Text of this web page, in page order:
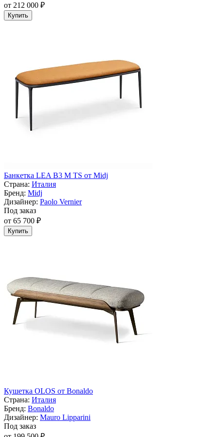
от 212 000 ₽
Купить
Банкетка LEA B3 M TS от Midj
Страна: Италия
Бренд: Midj
Дизайнер: Paolo Vernier
Под заказ
от 65 700 ₽
Купить
Кушетка OLOS от Bonaldo
Страна: Италия
Бренд: Bonaldo
Дизайнер: Mauro Lipparini
Под заказ